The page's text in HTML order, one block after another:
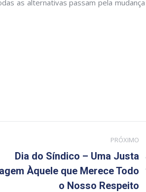
as alternativas passam pela
PRÓXIMO
Dia do Síndico – Uma Justa
Àquele que Merece Todo
o Nosso Respeito